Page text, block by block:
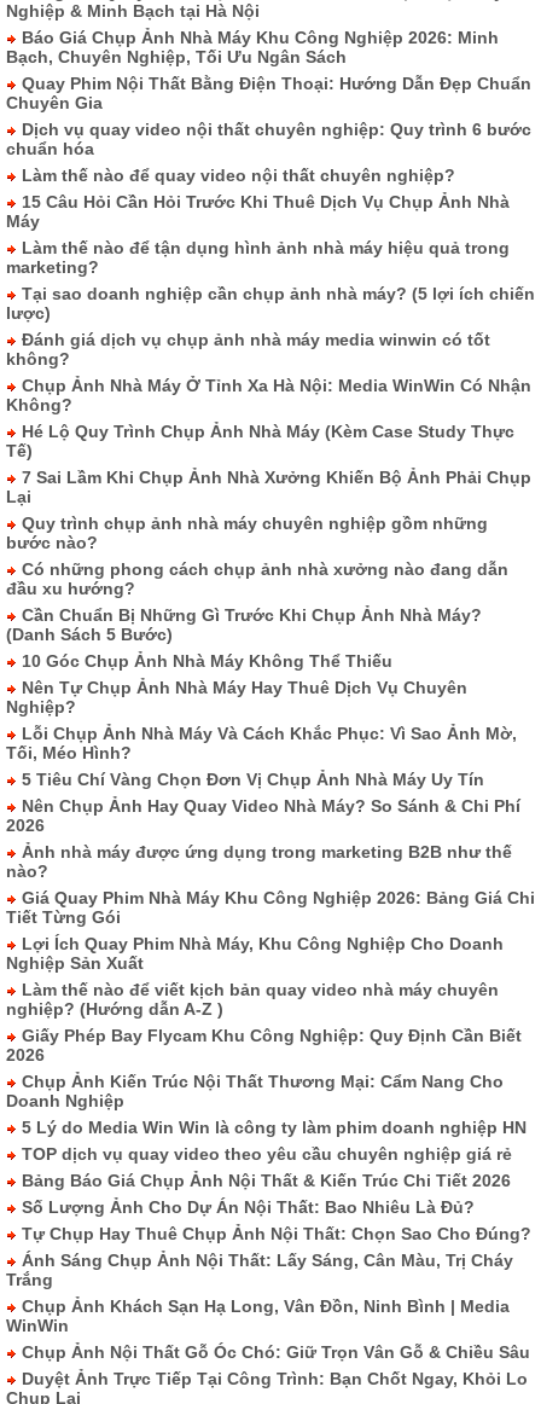
Nghiệp & Minh Bạch tại Hà Nội
Báo Giá Chụp Ảnh Nhà Máy Khu Công Nghiệp 2026: Minh
Bạch, Chuyên Nghiệp, Tối Ưu Ngân Sách
Quay Phim Nội Thất Bằng Điện Thoại: Hướng Dẫn Đẹp Chuẩn
Chuyên Gia
Dịch vụ quay video nội thất chuyên nghiệp: Quy trình 6 bước
chuẩn hóa
Làm thế nào để quay video nội thất chuyên nghiệp?
15 Câu Hỏi Cần Hỏi Trước Khi Thuê Dịch Vụ Chụp Ảnh Nhà
Máy
Làm thế nào để tận dụng hình ảnh nhà máy hiệu quả trong
marketing?
Tại sao doanh nghiệp cần chụp ảnh nhà máy? (5 lợi ích chiến
lược)
Đánh giá dịch vụ chụp ảnh nhà máy media winwin có tốt
không?
Chụp Ảnh Nhà Máy Ở Tỉnh Xa Hà Nội: Media WinWin Có Nhận
Không?
Hé Lộ Quy Trình Chụp Ảnh Nhà Máy (Kèm Case Study Thực
Tế)
7 Sai Lầm Khi Chụp Ảnh Nhà Xưởng Khiến Bộ Ảnh Phải Chụp
Lại
Quy trình chụp ảnh nhà máy chuyên nghiệp gồm những
bước nào?
Có những phong cách chụp ảnh nhà xưởng nào đang dẫn
đầu xu hướng?
Cần Chuẩn Bị Những Gì Trước Khi Chụp Ảnh Nhà Máy?
(Danh Sách 5 Bước)
10 Góc Chụp Ảnh Nhà Máy Không Thể Thiếu
Nên Tự Chụp Ảnh Nhà Máy Hay Thuê Dịch Vụ Chuyên
Nghiệp?
Lỗi Chụp Ảnh Nhà Máy Và Cách Khắc Phục: Vì Sao Ảnh Mờ,
Tối, Méo Hình?
5 Tiêu Chí Vàng Chọn Đơn Vị Chụp Ảnh Nhà Máy Uy Tín
Nên Chụp Ảnh Hay Quay Video Nhà Máy? So Sánh & Chi Phí
2026
Ảnh nhà máy được ứng dụng trong marketing B2B như thế
nào?
Giá Quay Phim Nhà Máy Khu Công Nghiệp 2026: Bảng Giá Chi
Tiết Từng Gói
Lợi Ích Quay Phim Nhà Máy, Khu Công Nghiệp Cho Doanh
Nghiệp Sản Xuất
Làm thế nào để viết kịch bản quay video nhà máy chuyên
nghiệp? (Hướng dẫn A-Z )
Giấy Phép Bay Flycam Khu Công Nghiệp: Quy Định Cần Biết
2026
Chụp Ảnh Kiến Trúc Nội Thất Thương Mại: Cẩm Nang Cho
Doanh Nghiệp
5 Lý do Media Win Win là công ty làm phim doanh nghiệp HN
TOP dịch vụ quay video theo yêu cầu chuyên nghiệp giá rẻ
Bảng Báo Giá Chụp Ảnh Nội Thất & Kiến Trúc Chi Tiết 2026
Số Lượng Ảnh Cho Dự Án Nội Thất: Bao Nhiêu Là Đủ?
Tự Chụp Hay Thuê Chụp Ảnh Nội Thất: Chọn Sao Cho Đúng?
Ánh Sáng Chụp Ảnh Nội Thất: Lấy Sáng, Cân Màu, Trị Cháy
Trắng
Chụp Ảnh Khách Sạn Hạ Long, Vân Đồn, Ninh Bình | Media
WinWin
Chụp Ảnh Nội Thất Gỗ Óc Chó: Giữ Trọn Vân Gỗ & Chiều Sâu
Duyệt Ảnh Trực Tiếp Tại Công Trình: Bạn Chốt Ngay, Khỏi Lo
Chụp Lại